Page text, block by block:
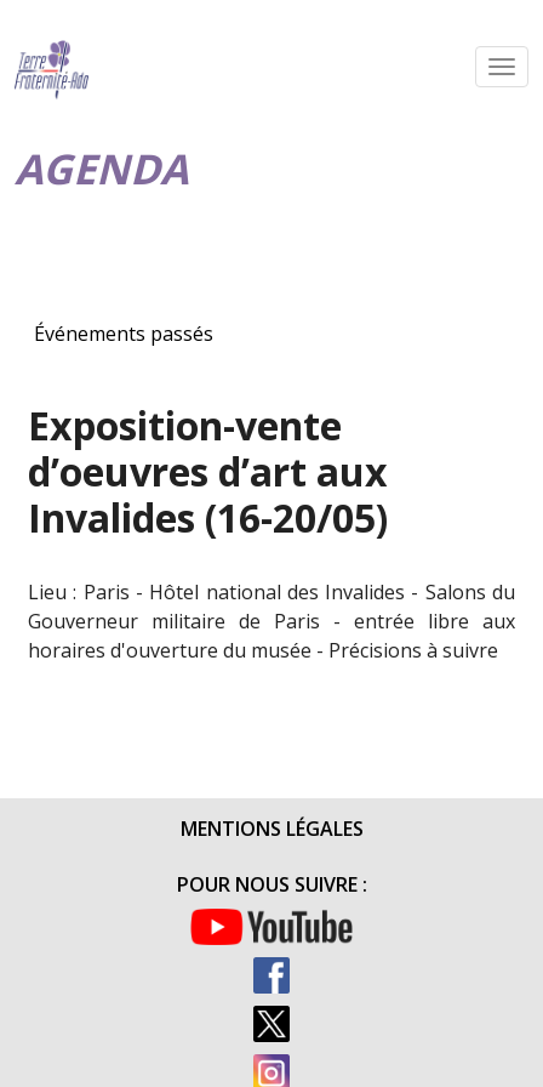
AGENDA
Événements passés
Exposition-vente
d’oeuvres d’art aux
Invalides (16-20/05)
Lieu : Paris - Hôtel national des Invalides - Salons du
Gouverneur militaire de Paris - entrée libre aux
horaires d'ouverture du musée - Précisions à suivre
MENTIONS LÉGALES
POUR NOUS SUIVRE :